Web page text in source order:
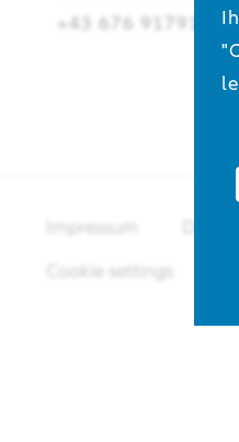
+43 676 9179188
Impressum
Cookie settings